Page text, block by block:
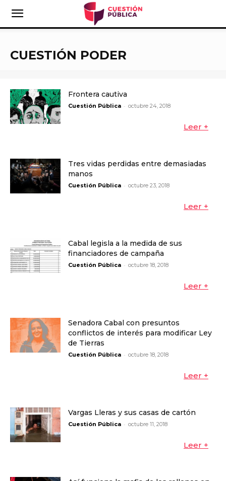
CUESTIÓN PODER
Frontera cautiva
Cuestión Pública - octubre 24, 2018
Leer +
Tres vidas perdidas entre demasiadas
manos
Cuestión Pública - octubre 23, 2018
Leer +
Cabal legisla a la medida de sus
financiadores de campaña
Cuestión Pública - octubre 18, 2018
Leer +
Senadora Cabal con presuntos
conflictos de interés para modificar Ley
de Tierras
Cuestión Pública - octubre 18, 2018
Leer +
Vargas Lleras y sus casas de cartón
Cuestión Pública - octubre 11, 2018
Leer +